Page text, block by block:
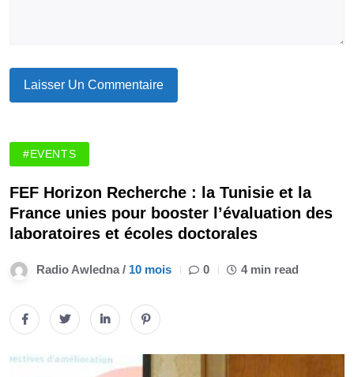
#EVENTS
FEF Horizon Recherche : la Tunisie et la
France unies pour booster l’évaluation des
laboratoires et écoles doctorales
Radio Awledna / 10 mois 0 4 min read